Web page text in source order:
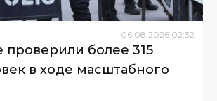
06 08 2026 02:32
проверили более 315
в ходе масштабного